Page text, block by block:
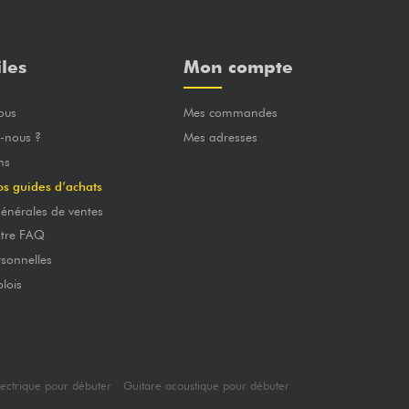
nous ?
guides d’achats
de ventes
FAQ
Mon compte
Mes commandes
Mes adresses
pour débuter
Guitare acoustique pour débuter